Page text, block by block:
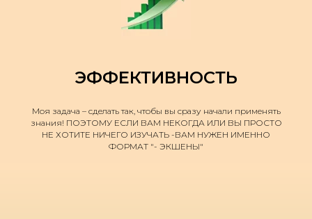
ЭФФЕКТИВНОСТЬ
Моя задача – сделать так, чтобы вы сразу начали применять
знания! ПОЭТОМУ ЕСЛИ ВАМ НЕКОГДА ИЛИ ВЫ ПРОСТО
НЕ ХОТИТЕ НИЧЕГО ИЗУЧАТЬ -ВАМ НУЖЕН ИМЕННО
ФОРМАТ "- ЭКШЕНЫ"